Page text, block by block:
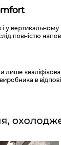
повністю
виробника в